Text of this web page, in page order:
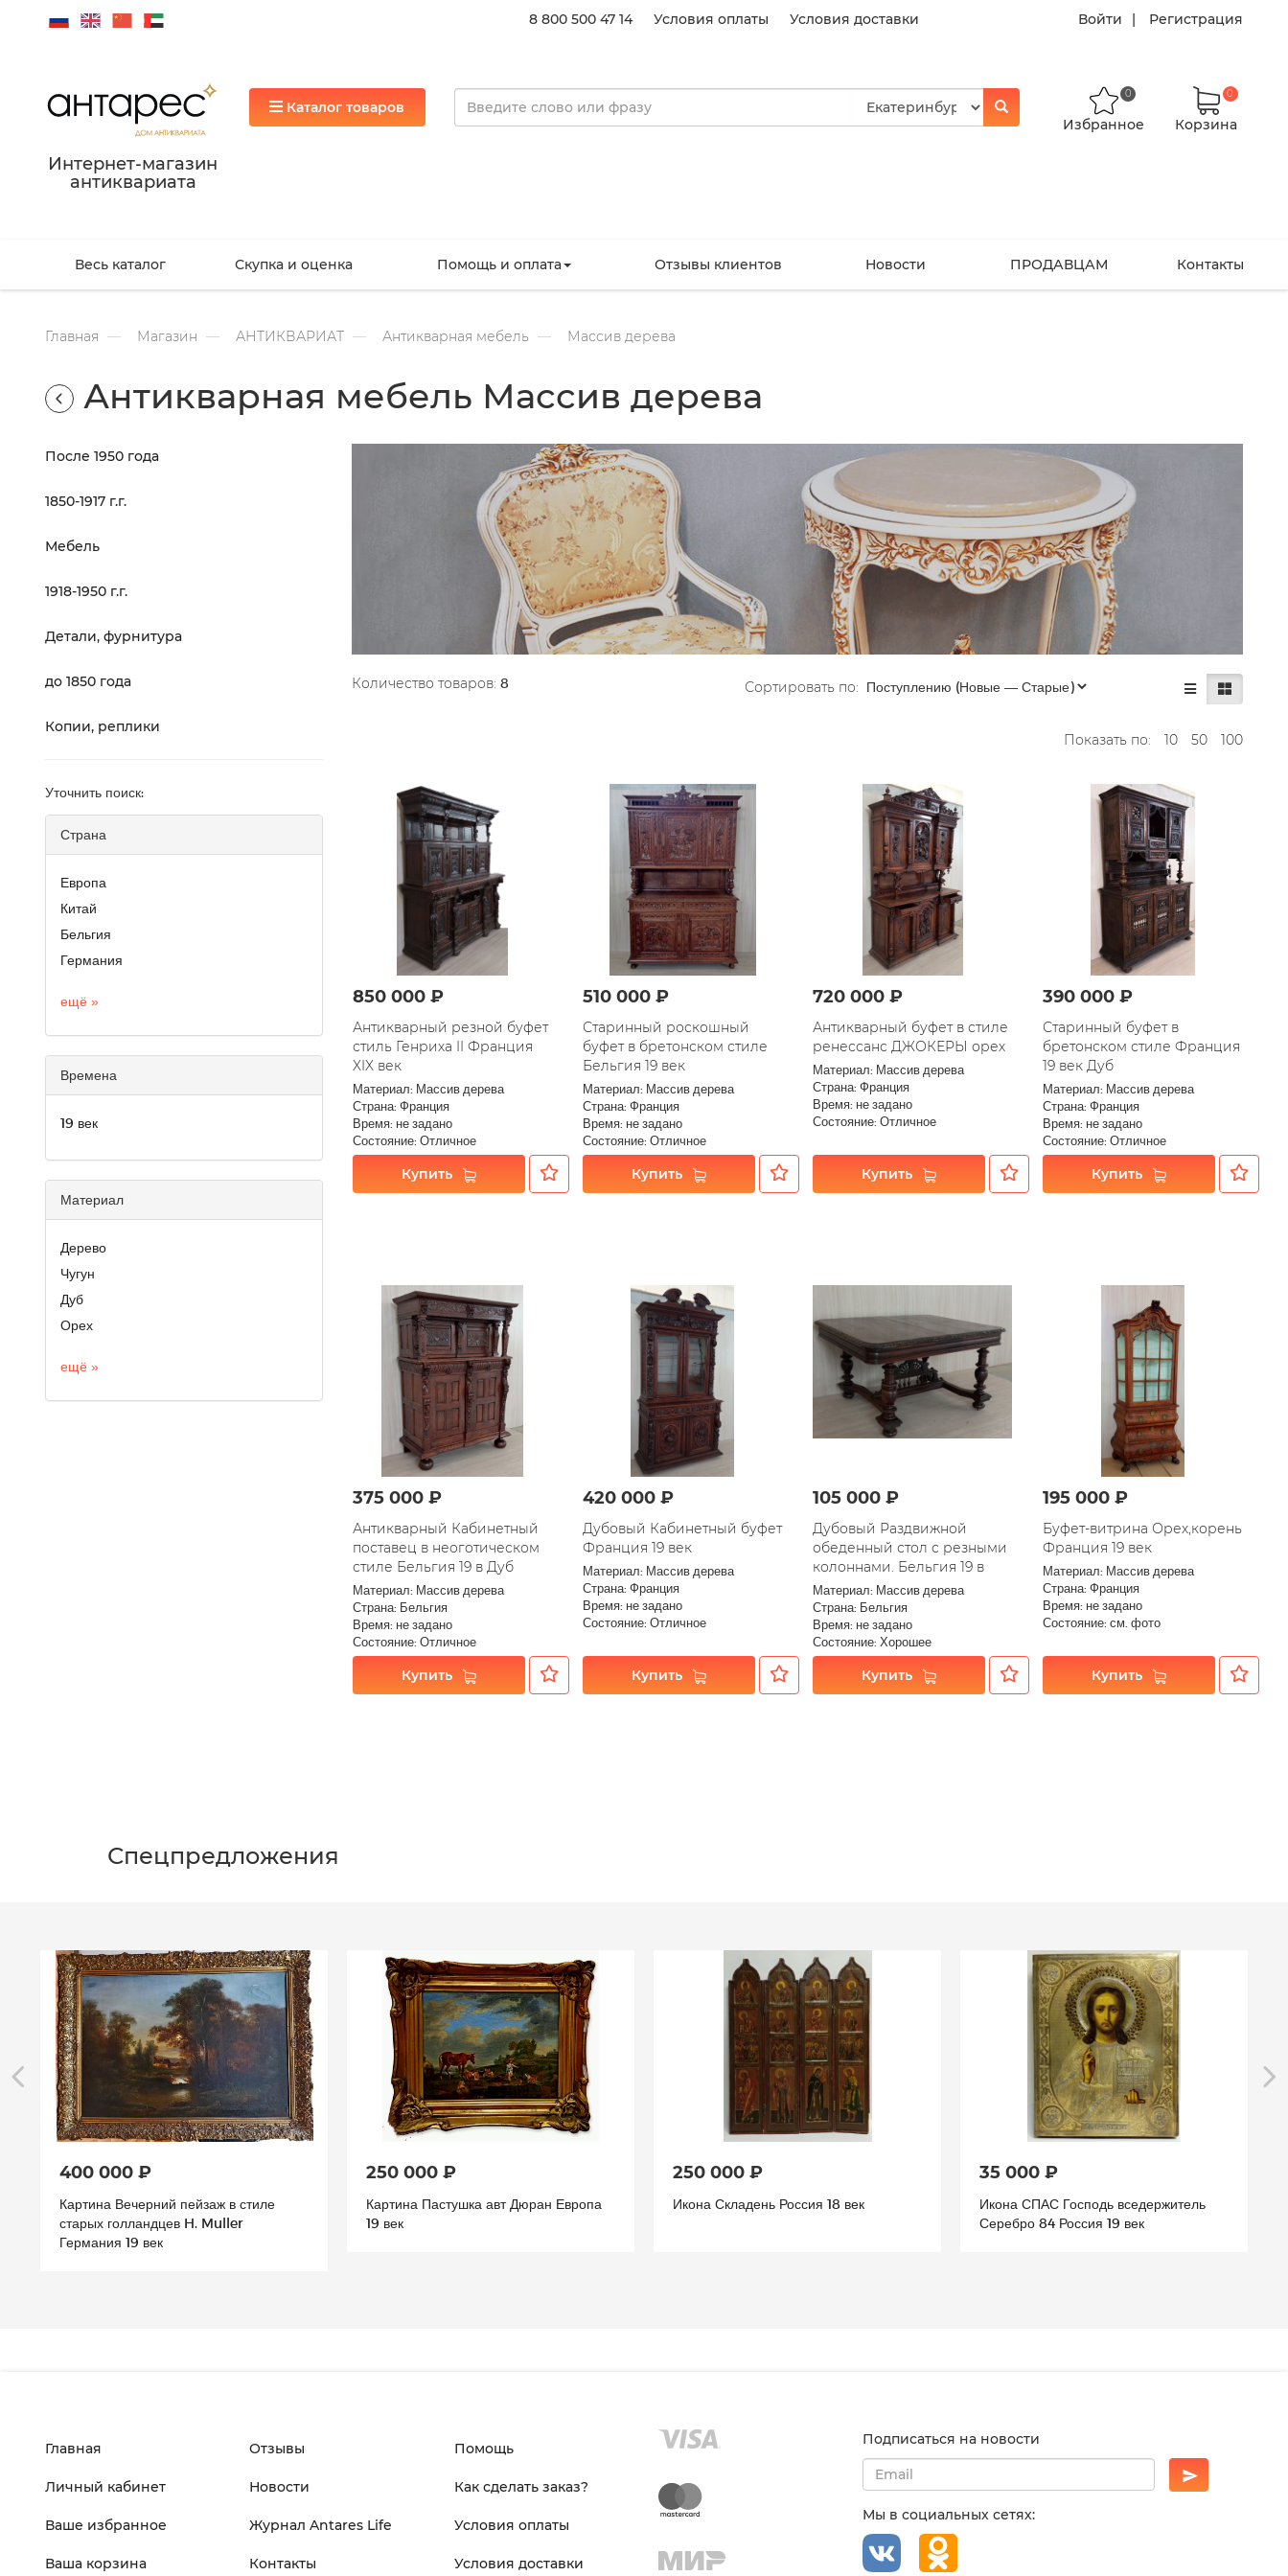
8 800 500 47 14 Условия оплаты Условия доставки Войти Регистрация
Интернет-магазин
антиквариата
Каталог товаров
Избранное
0
Корзина
0
Весь каталог Скупка и оценка Помощь и оплата Отзывы клиентов Новости ПРОДАВЦАМ Контакты
Главная Магазин АНТИКВАРИАТ Антикварная мебель Массив дерева
Антикварная мебель Массив дерева
После 1950 года
1850-1917 г.г.
Мебель
1918-1950 г.г.
Детали, фурнитура
до 1850 года
Копии, реплики
Уточнить поиск:
Страна
Европа
Китай
Бельгия
Германия
ещё »
Времена
19 век
Материал
Дерево
Чугун
Дуб
Орех
ещё »
Количество товаров: 8 Сортировать по:
Показать по: 10 50 100
850 000 ₽
Антикварный резной буфет
стиль Генриха II Франция
XIX век
Материал: Массив дерева
Страна: Франция
Время: не задано
Состояние: Отличное
Купить
510 000 ₽
Старинный роскошный
буфет в бретонском стиле
Бельгия 19 век
Материал: Массив дерева
Страна: Франция
Время: не задано
Состояние: Отличное
Купить
720 000 ₽
Антикварный буфет в стиле
ренессанс ДЖОКЕРЫ орех
Материал: Массив дерева
Страна: Франция
Время: не задано
Состояние: Отличное
Купить
390 000 ₽
Старинный буфет в
бретонском стиле Франция
19 век Дуб
Материал: Массив дерева
Страна: Франция
Время: не задано
Состояние: Отличное
Купить
375 000 ₽
Антикварный Кабинетный
поставец в неоготическом
стиле Бельгия 19 в Дуб
Материал: Массив дерева
Страна: Бельгия
Время: не задано
Состояние: Отличное
Купить
420 000 ₽
Дубовый Кабинетный буфет
Франция 19 век
Материал: Массив дерева
Страна: Франция
Время: не задано
Состояние: Отличное
Купить
105 000 ₽
Дубовый Раздвижной
обеденный стол с резными
колоннами. Бельгия 19 в
Материал: Массив дерева
Страна: Бельгия
Время: не задано
Состояние: Хорошее
Купить
195 000 ₽
Буфет-витрина Орех,корень
Франция 19 век
Материал: Массив дерева
Страна: Франция
Время: не задано
Состояние: см. фото
Купить
Спецпредложения
400 000 ₽
Картина Вечерний пейзаж в стиле
старых голландцев H. Muller
Германия 19 век
250 000 ₽
Картина Пастушка авт Дюран Европа
19 век
250 000 ₽
Икона Складень Россия 18 век
35 000 ₽
Икона СПАС Господь вседержитель
Серебро 84 Россия 19 век
Главная
Личный кабинет
Ваше избранное
Ваша корзина
Отзывы
Новости
Журнал Antares Life
Контакты
Помощь
Как сделать заказ?
Условия оплаты
Условия доставки
Подписаться на новости
Мы в социальных сетях: